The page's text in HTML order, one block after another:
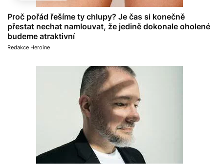
Proč pořád řešíme ty chlupy? Je čas si konečně
přestat nechat namlouvat, že jedině dokonale oholené
budeme atraktivní
Redakce Heroine